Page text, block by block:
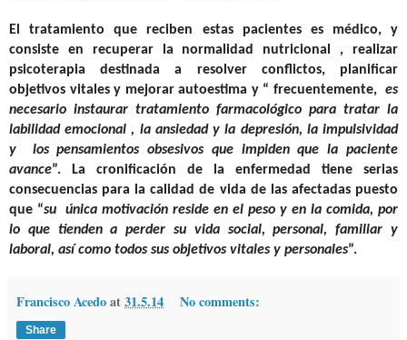
El tratamiento que reciben estas pacientes es médico, y
consiste en recuperar la normalidad nutricional , realizar
psicoterapia destinada a resolver conflictos, planificar
objetivos vitales y mejorar autoestima y “ frecuentemente, es
necesario instaurar tratamiento farmacológico para tratar la
labilidad emocional , la ansiedad y la depresión, la impulsividad
y los pensamientos obsesivos que impiden que la paciente
avance”. La cronificación de la enfermedad tiene serias
consecuencias para la calidad de vida de las afectadas puesto
que “su única motivación reside en el peso y en la comida, por
lo que tienden a perder su vida social, personal, familiar y
laboral, así como todos sus objetivos vitales y personales”.
Francisco Acedoat31.5.14 No comments:
Share